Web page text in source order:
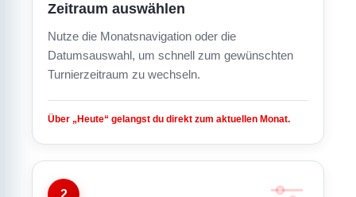
Zeitraum auswählen
Nutze die Monatsnavigation oder die
Datumsauswahl, um schnell zum gewünschten
Turnierzeitraum zu wechseln.
Über „Heute“ gelangst du direkt zum aktuellen Monat.
2